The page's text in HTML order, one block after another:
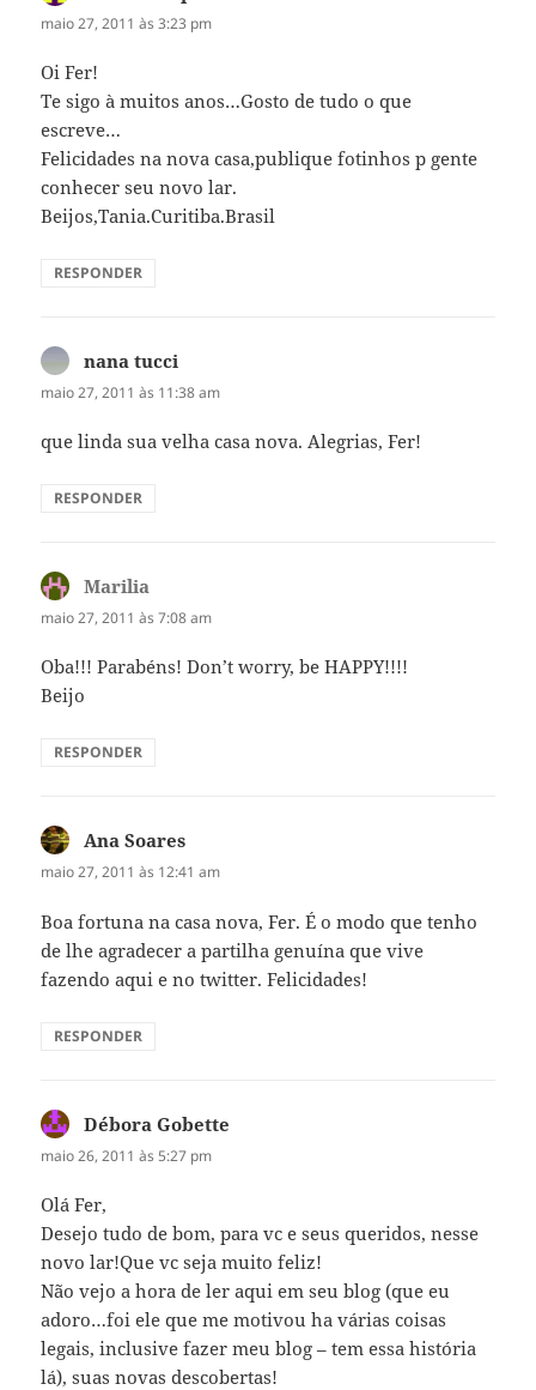
maio 27, 2011 às 3:23 pm
Oi Fer!
Te sigo à muitos anos…Gosto de tudo o que
escreve…
Felicidades na nova casa,publique fotinhos p gente
conhecer seu novo lar.
Beijos,Tania.Curitiba.Brasil
RESPONDER
nana tucci
maio 27, 2011 às 11:38 am
que linda sua velha casa nova. Alegrias, Fer!
RESPONDER
Marilia
maio 27, 2011 às 7:08 am
Oba!!! Parabéns! Don’t worry, be HAPPY!!!!
Beijo
RESPONDER
Ana Soares
maio 27, 2011 às 12:41 am
Boa fortuna na casa nova, Fer. É o modo que tenho
de lhe agradecer a partilha genuína que vive
fazendo aqui e no twitter. Felicidades!
RESPONDER
Débora Gobette
maio 26, 2011 às 5:27 pm
Olá Fer,
Desejo tudo de bom, para vc e seus queridos, nesse
novo lar!Que vc seja muito feliz!
Não vejo a hora de ler aqui em seu blog (que eu
adoro…foi ele que me motivou ha várias coisas
legais, inclusive fazer meu blog – tem essa história
lá), suas novas descobertas!